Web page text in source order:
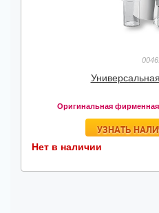
Оригинальная фирменная
УЗНАТЬ
Нет в наличии